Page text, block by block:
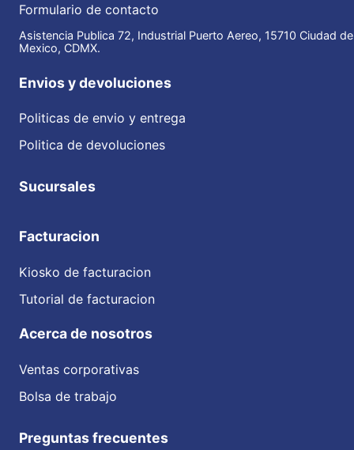
Formulario de contacto
Asistencia Publica 72, Industrial Puerto Aereo, 15710 Ciudad de
Mexico, CDMX.
Envios y devoluciones
Politicas de envio y entrega
Politica de devoluciones
Sucursales
Facturacion
Kiosko de facturacion
Tutorial de facturacion
Acerca de nosotros
Ventas corporativas
Bolsa de trabajo
Preguntas frecuentes